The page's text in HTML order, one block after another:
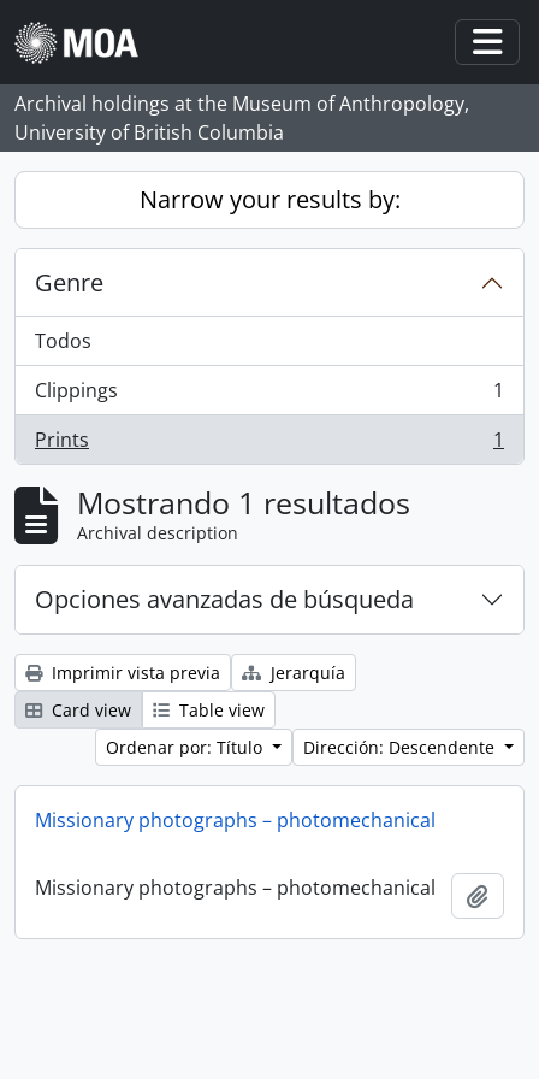
Skip to main content
Archival holdings at the Museum of Anthropology,
University of British Columbia
Narrow your results by:
Genre
Todos
Clippings
, 1 resultados
1
Prints
, 1 resultados 1
Mostrando 1 resultados
Archival description
Opciones avanzadas de búsqueda
Imprimir vista previa
Jerarquía
Card view
Table view
Ordenar por: Título
Dirección: Descendente
Missionary photographs – photomechanical
Missionary photographs – photomechanical